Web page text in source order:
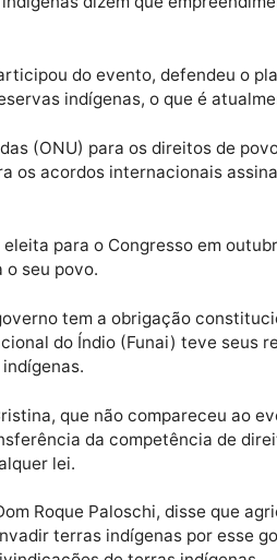
e propõe mudanças
305 tribos brasileiras, de
com a pobreza e que
de vida, incluindo o
indígenas dizem que
reservas indígenas, o que
Unidas (ONU) para os
ser eleita para o Congresso
o seu povo.